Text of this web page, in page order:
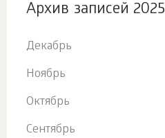
Архив записей 2025
Декабрь
Ноябрь
Октябрь
Сентябрь